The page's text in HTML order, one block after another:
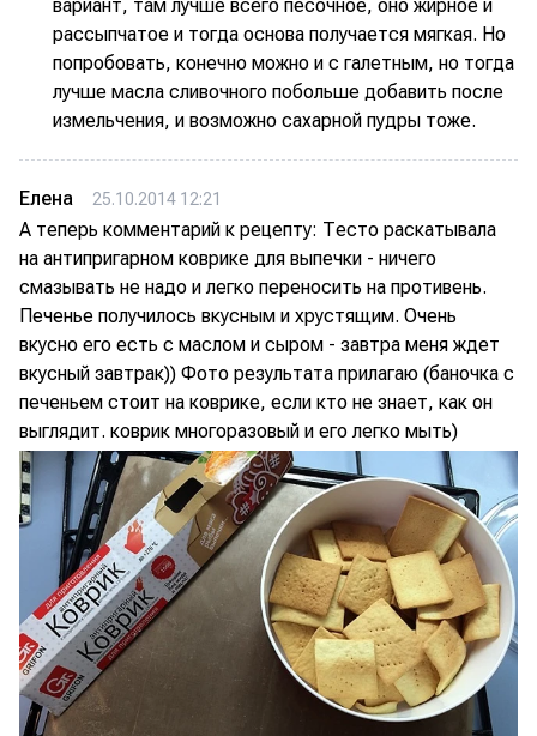
вариант, там лучше всего песочное, оно жирное и
рассыпчатое и тогда основа получается мягкая. Но
попробовать, конечно можно и с галетным, но тогда
лучше масла сливочного побольше добавить после
измельчения, и возможно сахарной пудры тоже.
Елена 25.10.2014 12:21
А теперь комментарий к рецепту: Тесто раскатывала
на антипригарном коврике для выпечки - ничего
смазывать не надо и легко переносить на противень.
Печенье получилось вкусным и хрустящим. Очень
вкусно его есть с маслом и сыром - завтра меня ждет
вкусный завтрак)) Фото результата прилагаю (баночка с
печеньем стоит на коврике, если кто не знает, как он
выглядит. коврик многоразовый и его легко мыть)